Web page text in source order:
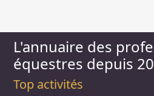
L'annuaire des
équestres depuis
Top activités